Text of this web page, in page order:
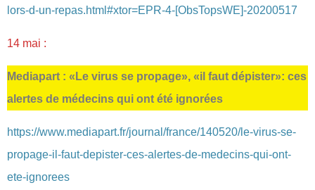
lors-d-un-repas.html#xtor=EPR-4-[ObsTopsWE]-20200517
14 mai :
Mediapart : «Le virus se propage», «il faut dépister»: ces
alertes de médecins qui ont été ignorées
https://www.mediapart.fr/journal/france/140520/le-virus-se-
propage-il-faut-depister-ces-alertes-de-medecins-qui-ont-
ete-ignorees